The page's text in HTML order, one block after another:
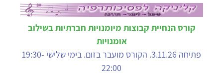
קורס הנחיית קבוצות מיומנויות חברתיות בשילוב
אומנויות
פתיחה 3.11.26. הקורס מועבר בזום. בימי שלישי 19:30-
22:00